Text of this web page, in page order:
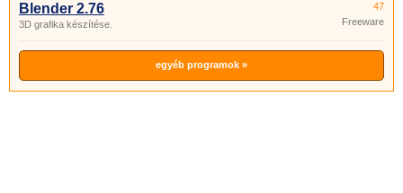
Blender 2.76
3D grafika készítése.
47
Freeware
egyéb programok »